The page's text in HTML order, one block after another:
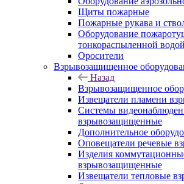
Щиты пожарные
Пожарные рукава и
Оборудование
тонкораспыленной водой
Оросители
Взрывозащищенное
Назад
Взрывозащищенное
Извещатели пламени
Системы
взрывозащищенные
Дополнительное
Оповещатели речевые
Изделия
взрывозащищенные
Извещатели тепловые